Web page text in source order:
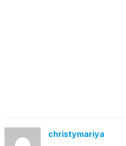
christymariya